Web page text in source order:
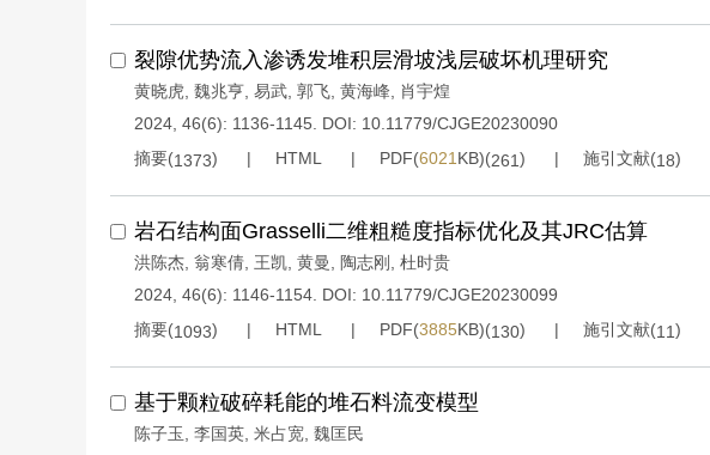
裂隙优势流入渗诱发堆积层滑坡浅层破坏机理研究
黄晓虎 魏兆亨 易武 郭飞 黄海峰 肖宇煌
2024, 46(6): 1136-1145.
DOI: 10.11779/CJGE20230090
摘要(1373) HTML PDF(6021 KB)(261) 施引文献(18)
岩石结构面Grasselli二维粗糙度指标优化及其JRC估算
洪陈杰 翁寒倩 王凯 黄曼 陶志刚
杜时贵
2024, 46(6): 1146-1154. DOI: 10.11779/CJGE20230099
摘要(1093) HTML PDF(3885KB)(130) 施引文献(11)
基于颗粒破碎耗能的堆石料流变模型
陈子玉 李国英 米占宽 魏匡民